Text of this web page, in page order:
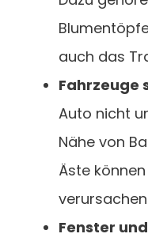
auch das
Fahrzeuge
Auto nicht
Nähe von
Äste
Fenster